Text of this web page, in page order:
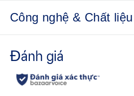
Công nghệ & Chất liệu
Tăng khả năng thoáng khí
Ít nhất 50% vật liệu chính ở phần
vật liệu tái chế nhằm giảm thiểu
carbon